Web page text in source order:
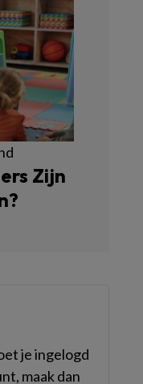
Zijn
je ingelogd
maak dan